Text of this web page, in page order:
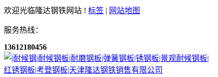
欢迎光临隆达钢铁网站 ! 标签 | 网站地图
服务热线：
13612180456